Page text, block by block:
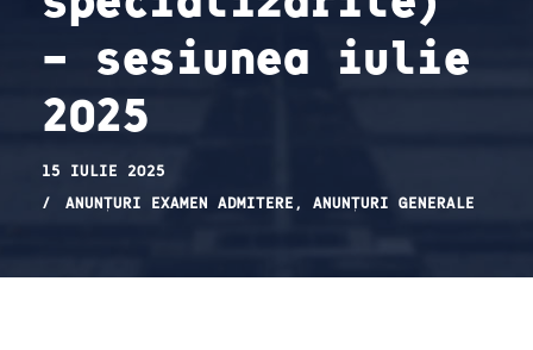
– sesiunea iulie
2025
15 IULIE 2025
ANUNȚURI EXAMEN ADMITERE , ANUNȚURI GENERALE